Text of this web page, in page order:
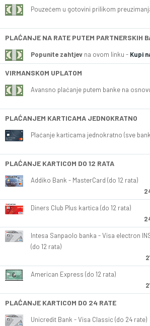
Pouzećem u gotovini prilikom
PLAĆANJE NA RATE PUTEM PARTNERSKIH
Popunite zahtjev na ovom linku - Kupi
VIRMANSKOM UPLATOM
Avansno plaćanje putem banke na
PLAĆANJEM KARTICAMA JEDNOKRATNO
Plaćanje karticama jednokratno (sve
PLAĆANJE KARTICOM DO 12 RATA
Addiko Bank - MasterCard (do 12 rata)
Diners Club Plus kartica (do 12 rata)
Intesa Sanpaolo banka - Visa electron
(do 12 rata)
American Express (do 12 rata)
PLAĆANJE KARTICOM DO 24 RATE
Unicredit Bank - Visa Classic (do 24 rate)